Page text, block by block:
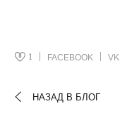
1 FACEBOOK VK
НАЗАД В БЛОГ